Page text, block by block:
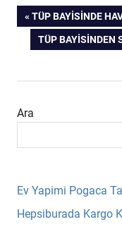
Yazı
gezinmesi
PREVIOUS
POST:
TÜP BAYISINDE
NEXT
TÜP BAYISINDEN
Ara
Ev Yapimi Pogaca
Hepsiburada Kargo